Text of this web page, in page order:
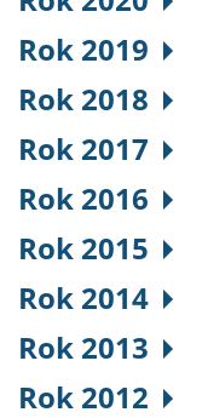
Rok 2019
Rok 2018
Rok 2017
Rok 2016
Rok 2015
Rok 2014
Rok 2013
Rok 2012